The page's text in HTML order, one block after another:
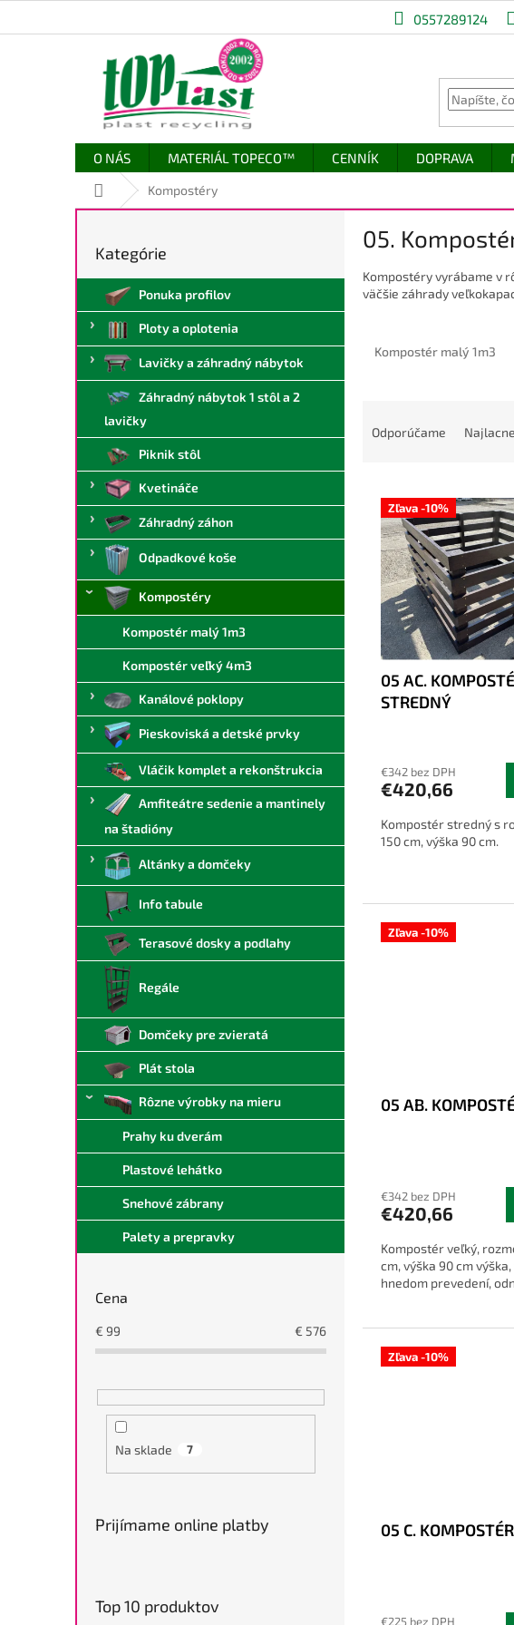
0557289124
O NÁS MATERIÁL TOPECO™ CENNÍK DOPRAVA
DomovKompostéry
n
p
e
Preskočiť
Kategórie
Ponuka profilov
Ploty a oplotenia
Lavičky a záhradný nábytok
Záhradný nábytok 1 stôl a 2
lavičky
Piknik stôl
Kvetináče
Záhradný záhon
Odpadkové koše
Kompostéry
Kompostér malý 1m3
Kompostér veľký 4m3
Kanálové poklopy
Pieskoviská a detské prvky
Vláčik komplet a rekonštrukcia
Amfiteátre sedenie a mantinely
na štadióny
Altánky a domčeky
Info tabule
Terasové dosky a podlahy
Regále
Domčeky pre zvieratá
Plát stola
Rôzne výrobky na mieru
Prahy ku dverám
Plastové lehátko
Snehové zábrany
Palety a prepravky
Cena
€ 99 € 576
Na sklade 7
Prijímame online platby
Top 10 produktov
05.
Kompostéry vyrábame v
väčšie záhrady
Kompostér malý 1m3
Odporúčame
Zľava -10%
05 AC.
STREDNÝ
€342 bez DPH
€420,66
Kompostér stredný s
150 cm, výška 90 cm.
Zľava -10%
05 AB.
€342 bez DPH
€420,66
Kompostér veľký,
cm, výška 90 cm
hnedom prevedení,
Zľava -10%
05 C.
€225 bez DPH